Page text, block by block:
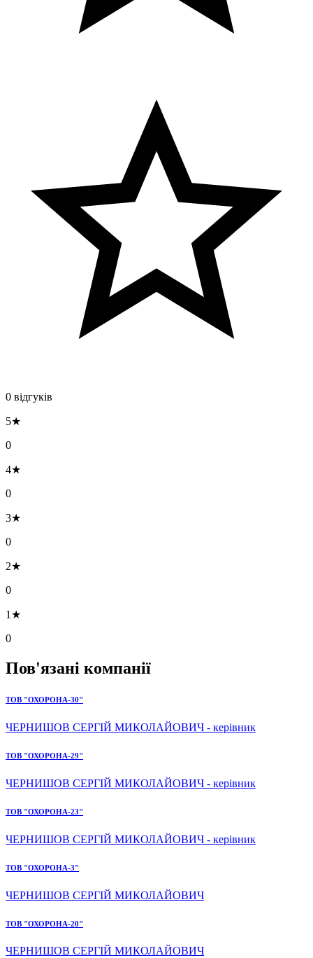
0 відгуків
5★
0
4★
0
3★
0
2★
0
1★
0
Пов'язані компанії
ТОВ "ОХОРОНА-30"
ЧЕРНИШОВ СЕРГІЙ МИКОЛАЙОВИЧ - керівник
ТОВ "ОХОРОНА-29"
ЧЕРНИШОВ СЕРГІЙ МИКОЛАЙОВИЧ - керівник
ТОВ "ОХОРОНА-23"
ЧЕРНИШОВ СЕРГІЙ МИКОЛАЙОВИЧ - керівник
ТОВ "ОХОРОНА-3"
ЧЕРНИШОВ СЕРГІЙ МИКОЛАЙОВИЧ
ТОВ "ОХОРОНА-20"
ЧЕРНИШОВ СЕРГІЙ МИКОЛАЙОВИЧ